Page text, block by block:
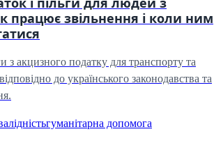
працює звільнення і коли ним
з акцизного податку для транспорту та
до українського законодавства та
гуманітарна допомога